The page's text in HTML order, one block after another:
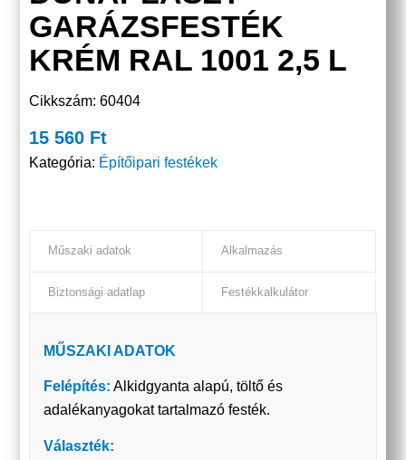
GARÁZSFESTÉK
KRÉM RAL 1001 2,5 L
Cikkszám: 60404
15 560 Ft
Kategória: Építőipari festékek
Műszaki adatok Alkalmazás
Biztonsági adatlap Festékkalkulátor
MŰSZAKI ADATOK
Felépítés: Alkidgyanta alapú, töltő és
adalékanyagokat tartalmazó festék.
Választék: